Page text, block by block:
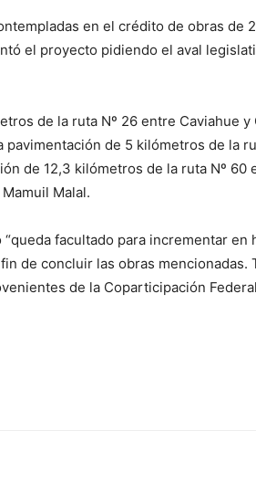
en el crédito de obras de
el proyecto pidiendo el aval
de la ruta Nº 26 entre Caviahue y
de 5 kilómetros de la
de 12,3 kilómetros de la ruta Nº 60
Malal.
facultado para incrementar en
de concluir las obras mencionadas.
de la Coparticipación